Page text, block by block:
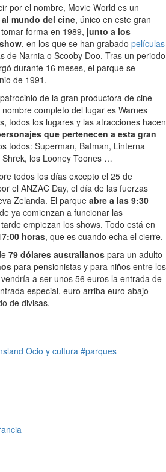
por el nombre, Movie World es un
mundo del cine, único en este gran
forma en 1989, junto a los
, en los que se han grabado películas
de Narnia o Scooby Doo. Tras un periodo
durante 16 meses, el parque se
de 1991.
de la gran productora de cine
completo del lugar es Warnes
todos los lugares y las atracciones hacen
que pertenecen a esta gran
todos: Superman, Batman, Linterna
los Looney Toones …
todos los días excepto el 25 de
el ANZAC Day, el día de las fuerzas
Zelanda. El parque abre a las 9:30
ya comienzan a funcionar las
empiezan los shows. Todo está en
horas, que es cuando echa el cierre.
79 dólares australianos para un adulto
para pensionistas y para niños entre los
a ser unos 56 euros la entrada de
especial, euro arriba euro abajo
de divisas.
Ocio y cultura #parques